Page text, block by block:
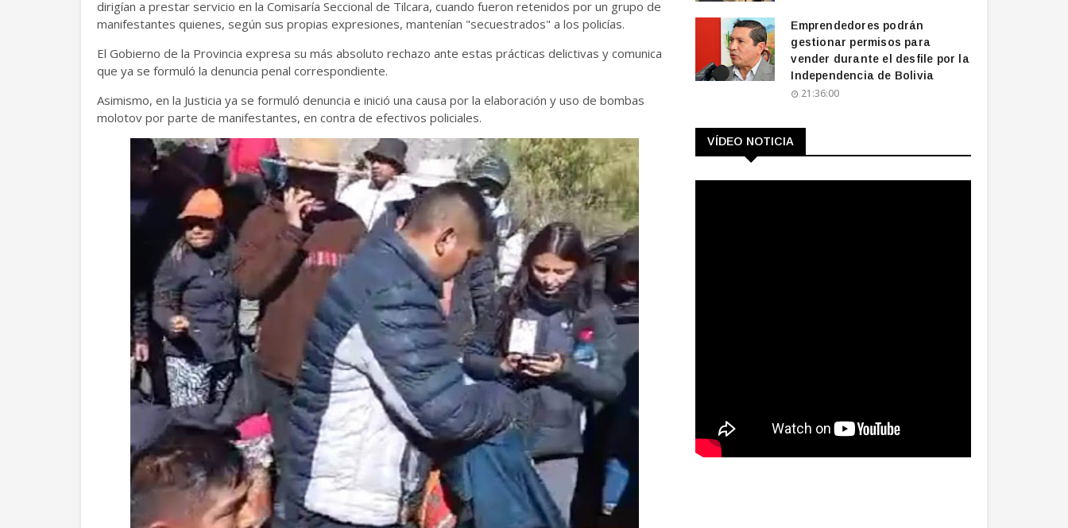
dirigían a prestar servicio en la Comisaría Seccional de Tilcara, cuando fueron retenidos por un grupo de
manifestantes quienes, según sus propias expresiones, mantenían "secuestrados" a los policías.
El Gobierno de la Provincia expresa su más absoluto rechazo ante estas prácticas delictivas y comunica
que ya se formuló la denuncia penal correspondiente.
Asimismo, en la Justicia ya se formuló denuncia e inició una causa por la elaboración y uso de bombas
molotov por parte de manifestantes, en contra de efectivos policiales.
Emprendedores podrán
gestionar permisos para
vender durante el desfile por la
Independencia de Bolivia
21:36:00
VÍDEO NOTICIA